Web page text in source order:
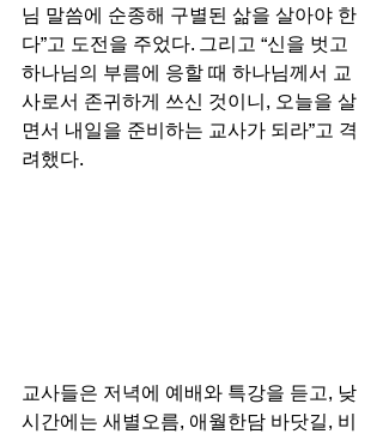
님 말씀에 순종해 구별된 삶을 살아야 한
다”고 도전을 주었다. 그리고 “신을 벗고
하나님의 부름에 응할 때 하나님께서 교
사로서 존귀하게 쓰신 것이니, 오늘을 살
면서 내일을 준비하는 교사가 되라”고 격
려했다.
교사들은 저녁에 예배와 특강을 듣고, 낮
시간에는 새별오름, 애월한담 바닷길, 비